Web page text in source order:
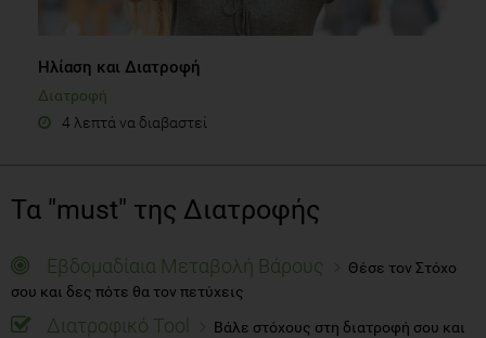
Ηλίαση και Διατροφή
Διατροφή
4 λεπτά να διαβαστεί
Τα "must" της Διατροφής
Εβδομαδίαια Μεταβολή Βάρους
Θέσε τον Στόχο
σου και δες πότε θα τον πετύχεις
Διατροφικό Tool
Βάλε στόχους στη διατροφή σου και